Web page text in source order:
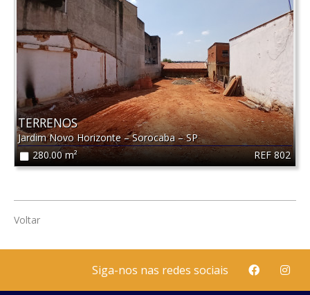
REF 802
TERRENOS
Jardim Novo Horizonte–Sorocaba–SP
280.00 m²
Voltar
Siga-nos nas redes sociais